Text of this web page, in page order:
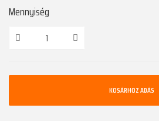
Mennyiség
KOSÁRHOZ ADÁS